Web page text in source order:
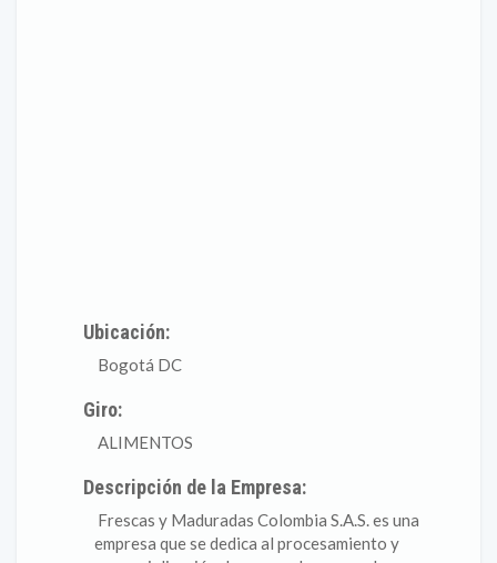
Ubicación:
Bogotá DC
Giro:
ALIMENTOS
Descripción de la Empresa:
Frescas y Maduradas Colombia S.A.S. es una
empresa que se dedica al procesamiento y